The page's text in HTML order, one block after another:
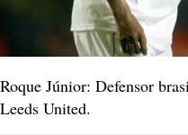
Roque Júnior: Defensor
Leeds United.